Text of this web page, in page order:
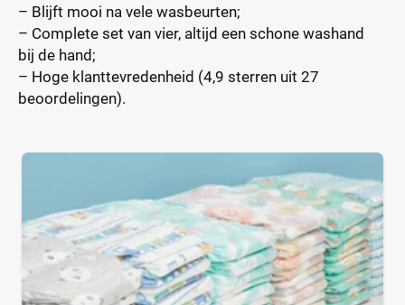
– Blijft mooi na vele wasbeurten;
– Complete set van vier, altijd een schone washand
bij de hand;
– Hoge klanttevredenheid (4,9 sterren uit 27
beoordelingen).